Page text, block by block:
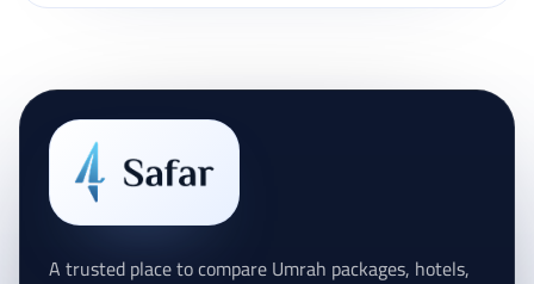
A trusted place to compare Umrah packages, hotels,